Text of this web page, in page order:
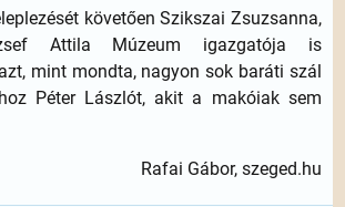
követően Szikszai Zsuzsanna,
Attila Múzeum igazgatója is
mint mondta, nagyon sok baráti szál
Péter Lászlót, akit a makóiak sem
Rafai Gábor, szeged.hu